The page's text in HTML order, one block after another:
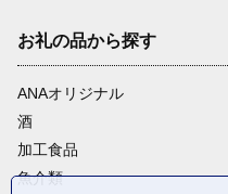
お礼の品から探す
ANAオリジナル
酒
加工食品
魚介類